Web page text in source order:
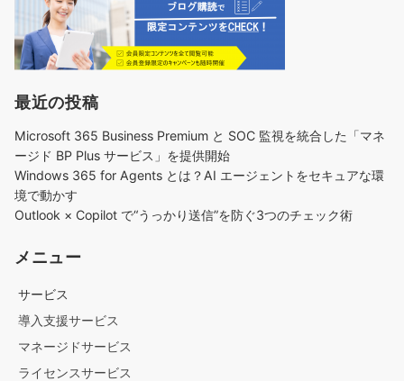
最近の投稿
Microsoft 365 Business Premium と SOC 監視を統合した「マネ
ージド BP Plus サービス」を提供開始
Windows 365 for Agents とは？AI エージェントをセキュアな環
境で動かす
Outlook × Copilot で“うっかり送信”を防ぐ3つのチェック術​
メニュー
サービス
導入支援サービス
マネージドサービス
ライセンスサービス